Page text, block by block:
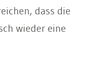
dass die
wieder eine